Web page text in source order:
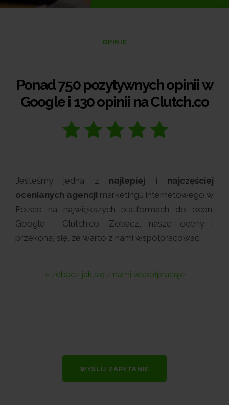
OPINIE
Ponad 750 pozytywnych opinii w
Google i 130 opinii na Clutch.co
Jesteśmy jedną z najlepiej i najczęściej
ocenianych agencji marketingu internetowego w
Polsce na największych platformach do ocen:
Google i Clutch.co. Zobacz, nasze oceny i
przekonaj się, że warto z nami współpracować.
» zobacz jak się z nami współpracuje
WYŚLIJ ZAPYTANIE